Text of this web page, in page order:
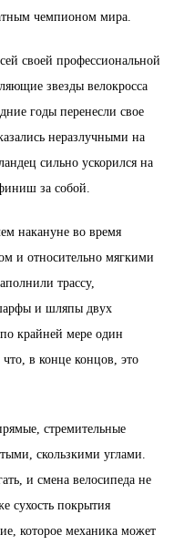
чемпионом мира.
своей профессиональной
звезды велокросса
годы перенесли свое
неразлучными на
сильно ускорился на
за собой.
накануне во время
и относительно мягкими
трассу,
и шляпы двух
крайней мере один
в конце концов, это
стремительные
скользкими углами.
и смена велосипеда не
сухость покрытия
которое механика может